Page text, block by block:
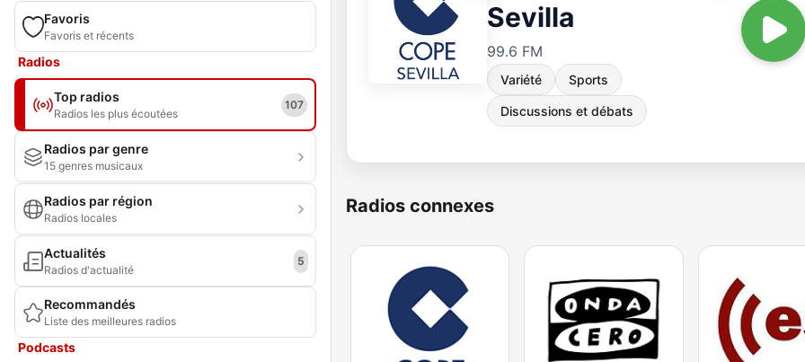
Favoris
Favoris et récents
Radios
Top radios
Radios les plus écoutées
107
Radios par genre
15 genres musicaux
Radios par région
Radios locales
Actualités
Radios d'actualité
5
Recommandés
Liste des meilleures radios
Podcasts
Sevilla
99.6 FM
Variété Sports
Discussions et débats
Radios connexes